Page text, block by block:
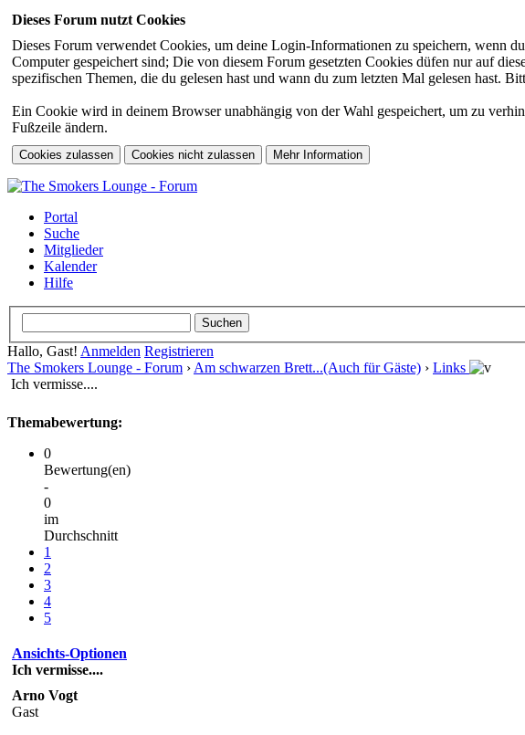
Dieses Forum nutzt Cookies
Dieses Forum verwendet Cookies, um deine Login-Informationen zu speichern, wenn
Computer gespeichert sind; Die von diesem Forum gesetzten Cookies düfen nur auf
spezifischen Themen, die du gelesen hast und wann du zum letzten Mal gelesen hast.
Ein Cookie wird in deinem Browser unabhängig von der Wahl gespeichert, um zu
Fußzeile ändern.
Portal
Suche
Mitglieder
Kalender
Hilfe
Hallo, Gast! Anmelden Registrieren
The Smokers Lounge - Forum › Am schwarzen Brett...(Auch für Gäste) › Links
Ich vermisse....
Themabewertung:
0
Bewertung(en)
-
0
im
Durchschnitt
1
2
3
4
5
Ansichts-Optionen
Ich vermisse....
Arno Vogt
Gast